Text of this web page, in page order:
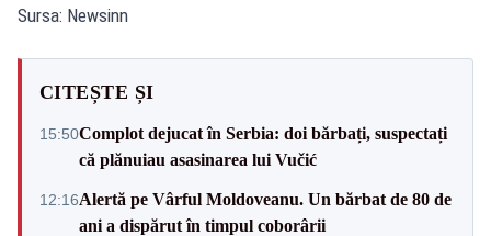
Sursa: Newsinn
CITEȘTE ȘI
15:50Complot dejucat în Serbia: doi bărbați, suspectați
că plănuiau asasinarea lui Vučić
12:16Alertă pe Vârful Moldoveanu. Un bărbat de 80 de
ani a dispărut în timpul coborârii